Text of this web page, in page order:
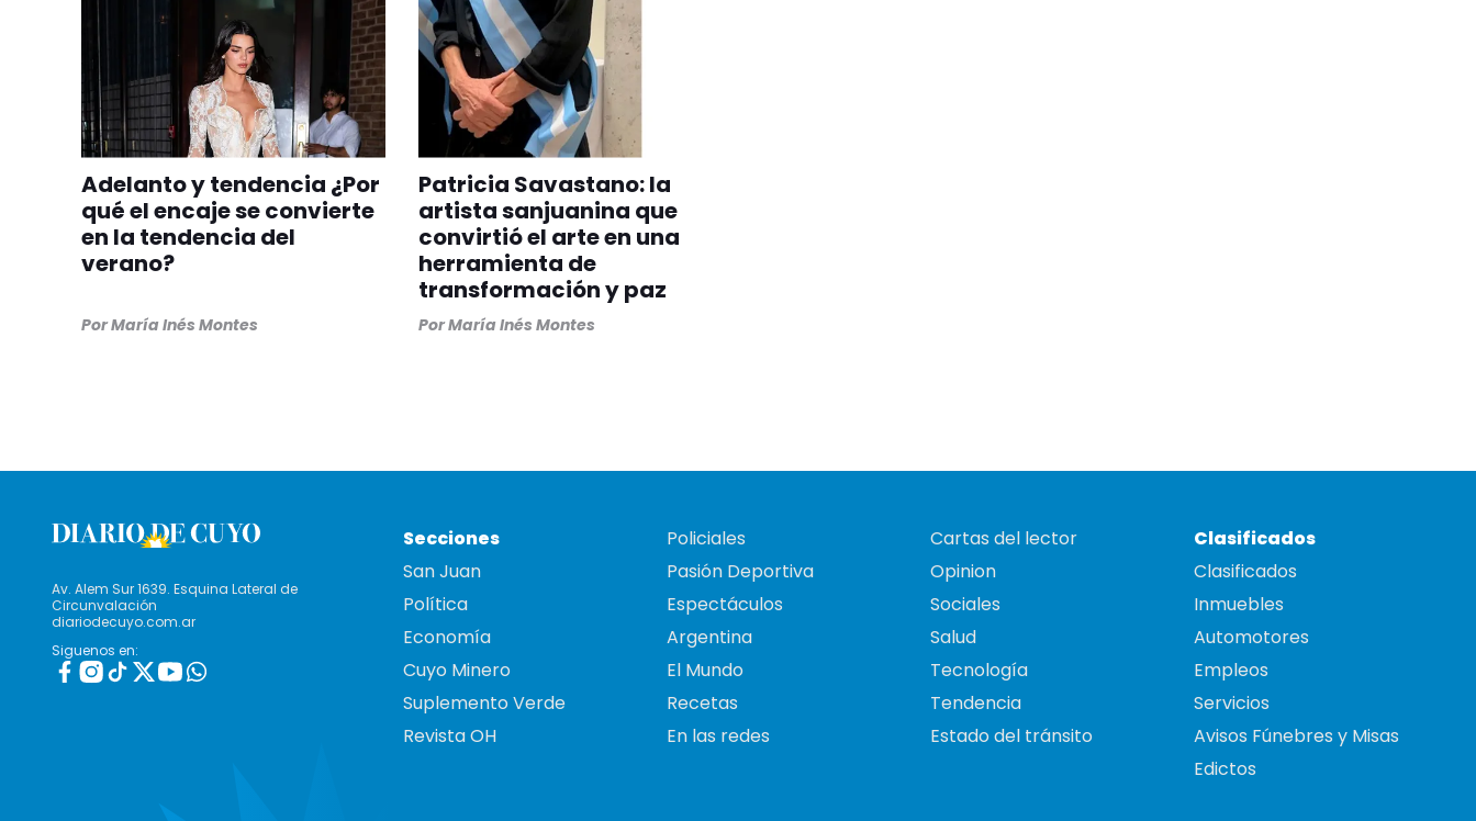
Adelanto y tendencia ¿Por
qué el encaje se convierte
en la tendencia del
verano?
PorMaría Inés Montes
Patricia Savastano: la
artista sanjuanina que
convirtió el arte en una
herramienta de
transformación y paz
PorMaría Inés Montes
Av. Alem Sur 1639. Esquina Lateral de
Circunvalación
diariodecuyo.com.ar
Siguenos en:
Secciones
San Juan
Política
Economía
Cuyo Minero
Suplemento Verde
Revista OH
Policiales
Pasión Deportiva
Espectáculos
Argentina
El Mundo
Recetas
En las redes
Cartas del lector
Opinion
Sociales
Salud
Tecnología
Tendencia
Estado del tránsito
Clasificados
Clasificados
Inmuebles
Automotores
Empleos
Servicios
Avisos Fúnebres y Misas
Edictos